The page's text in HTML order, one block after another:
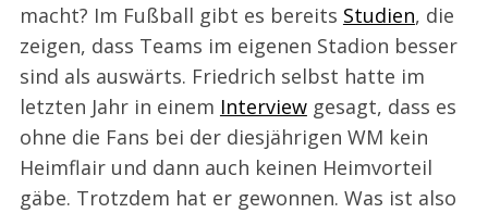
macht? Im Fußball gibt es bereits Studien, die
zeigen, dass Teams im eigenen Stadion besser
sind als auswärts. Friedrich selbst hatte im
letzten Jahr in einem Interviewgesagt, dass es
ohne die Fans bei der diesjährigen WM kein
Heimflair und dann auch keinen Heimvorteil
gäbe. Trotzdem hat er gewonnen. Was ist also